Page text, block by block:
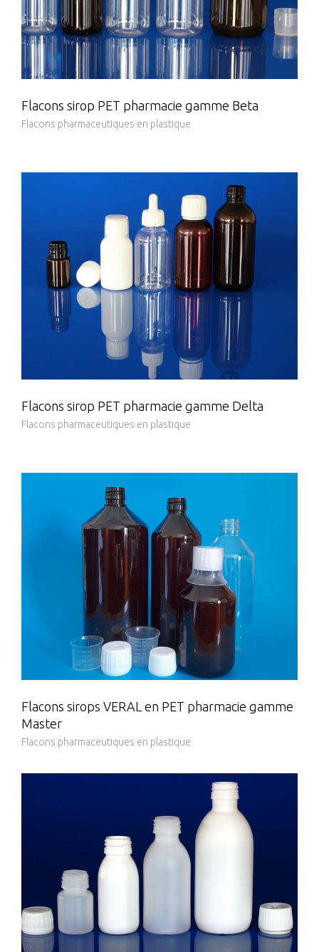
Flacons sirop PET pharmacie gamme Beta
Flacons pharmaceutiques en plastique
Flacons sirop PET pharmacie gamme Delta
Flacons pharmaceutiques en plastique
Flacons sirops VERAL en PET pharmacie gamme
Master
Flacons pharmaceutiques en plastique